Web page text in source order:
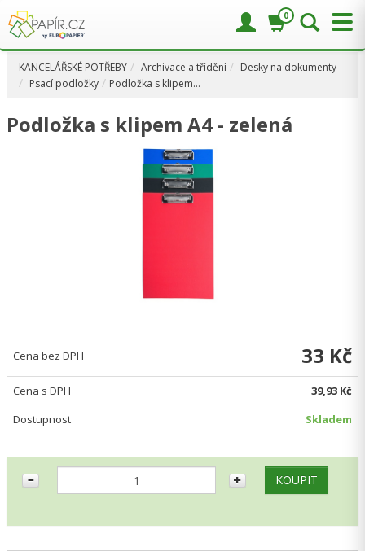
KANCELÁŘSKÉ POTŘEBY Archivace a třídění
Desky na dokumenty
Psací podložky
Podložka s klipem…
Podložka s klipem A4 - zelená
Cena bez DPH 33 Kč
Cena s DPH
39,93 Kč
Dostupnost
Skladem
0